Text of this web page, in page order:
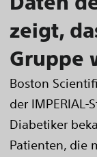
zeigt,
Gruppe
Boston
der
Diabetiker
Patienten, die